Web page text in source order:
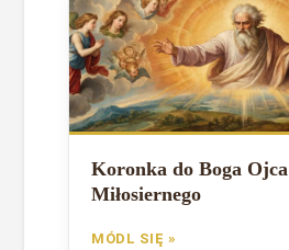
Koronka do Boga Ojca
Miłosiernego
MÓDL SIĘ »